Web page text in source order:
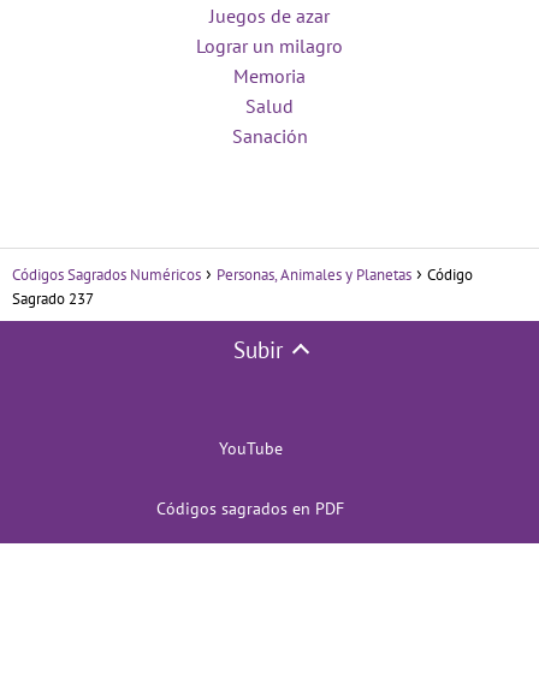
Juegos de azar
Lograr un milagro
Memoria
Salud
Sanación
Códigos Sagrados Numéricos Personas, Animales y Planetas
Código
Sagrado 237
Subir
YouTube
Códigos sagrados en PDF